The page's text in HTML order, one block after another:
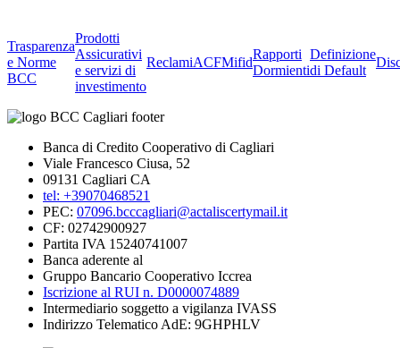
Trasparenza
e Norme
BCC
Prodotti
Assicurativi
e servizi di
investimento
ReclamiACFMifid
Rapporti
Dormienti
Definizione
di Default
Banca di Credito Cooperativo di Cagliari
Viale Francesco Ciusa, 52
09131 Cagliari CA
tel: +39070468521
PEC: 07096.bcccagliari@actaliscertymail.it
CF: 02742900927
Partita IVA 15240741007
Banca aderente al
Gruppo Bancario Cooperativo Iccrea
Iscrizione al RUI n. D0000074889
Intermediario soggetto a vigilanza IVASS
Indirizzo Telematico AdE: 9GHPHLV